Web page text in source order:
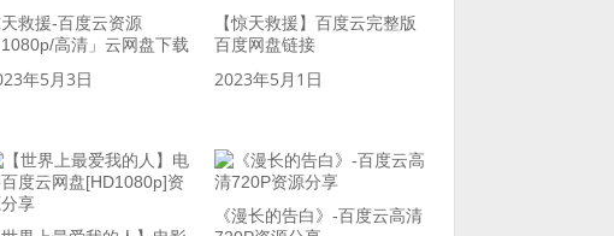
救援-百度云资源
1080p/高清」云网盘下载
年5月3日
【惊天救援】百度云完整版
百度网盘链接
2023年5月1日
《漫长的告白》-百度云高清